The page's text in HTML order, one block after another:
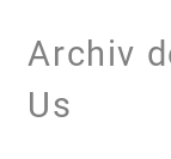
Archiv
Us